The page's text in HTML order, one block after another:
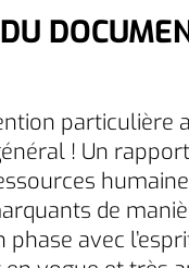
particulière
! Un
de
avec